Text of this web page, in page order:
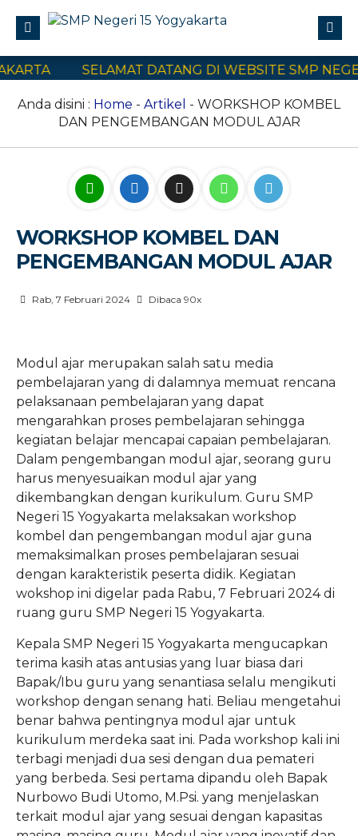
Profile
Civitas Akademika
SELAMAT DATANG DI WEBSITE SMP NEGERI
Anda disini : Home - Artikel - WORKSHOP KOMBEL
DAN PENGEMBANGAN MODUL AJAR
WORKSHOP KOMBEL DAN
PENGEMBANGAN MODUL AJAR
Rab, 7 Februari 2024 Dibaca 90x
Modul ajar merupakan salah satu media
pembelajaran yang di dalamnya memuat rencana
pelaksanaan pembelajaran yang dapat
mengarahkan proses pembelajaran sehingga
kegiatan belajar mencapai capaian pembelajaran.
Dalam pengembangan modul ajar, seorang guru
harus menyesuaikan modul ajar yang
dikembangkan dengan kurikulum. Guru SMP
Negeri 15 Yogyakarta melaksakan workshop
kombel dan pengembangan modul ajar guna
memaksimalkan proses pembelajaran sesuai
dengan karakteristik peserta didik. Kegiatan
wokshop ini digelar pada Rabu, 7 Februari 2024 di
ruang guru SMP Negeri 15 Yogyakarta.
Kepala SMP Negeri 15 Yogyakarta mengucapkan
terima kasih atas antusias yang luar biasa dari
Bapak/Ibu guru yang senantiasa selalu mengikuti
workshop dengan senang hati. Beliau mengetahui
benar bahwa pentingnya modul ajar untuk
kurikulum merdeka saat ini. Pada workshop kali ini
terbagi menjadi dua sesi dengan dua pemateri
yang berbeda. Sesi pertama dipandu oleh Bapak
Nurbowo Budi Utomo, M.Psi. yang menjelaskan
terkait modul ajar yang sesuai dengan kapasitas